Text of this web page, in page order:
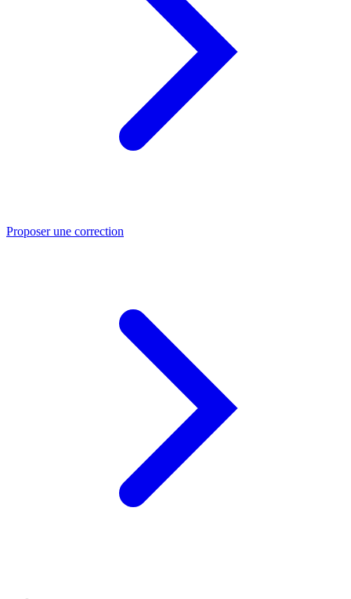
Proposer une correction